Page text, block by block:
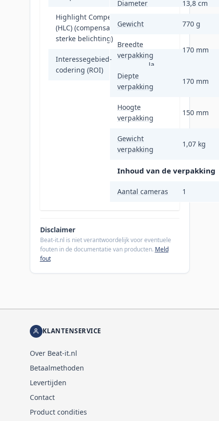
Highlight Compensation
(HLC) (compensatie voor
sterke belichting)
Interessegebied-
codering (ROI)
Ja
Diameter 13,8 cm
Gewicht 770 g
Breedte
verpakking
170 mm
Diepte
verpakking
170 mm
Hoogte
verpakking
150 mm
Gewicht
verpakking
1,07 kg
Inhoud van de verpakking
Aantal cameras 1
Disclaimer
Beat-it.nl is niet verantwoordelijk voor eventuele
fouten in de documentatie van producten. Meld
fout
KLANTENSERVICE
Over Beat-it.nl
Betaalmethoden
Levertijden
Contact
Product condities